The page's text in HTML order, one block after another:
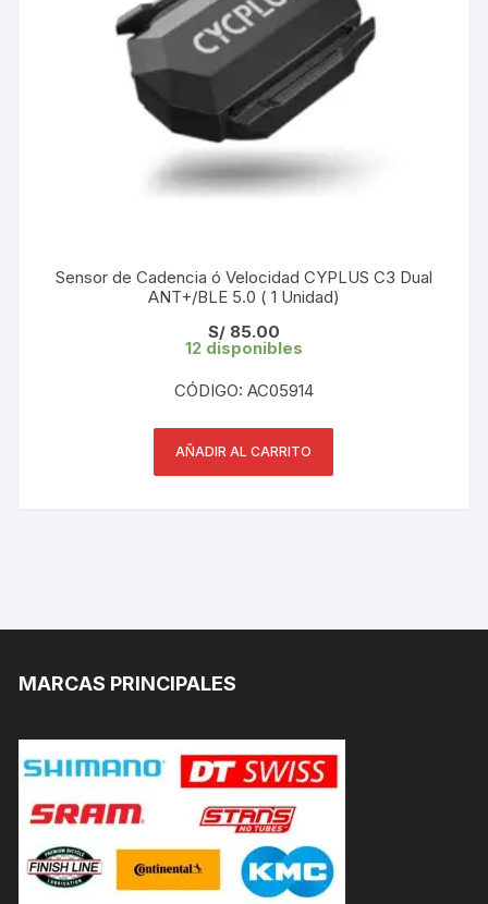
Sensor de Cadencia ó Velocidad CYPLUS C3 Dual
ANT+/BLE 5.0 ( 1 Unidad)
S/85.00
12 disponibles
CÓDIGO: AC05914
AÑADIR AL CARRITO
MARCAS PRINCIPALES